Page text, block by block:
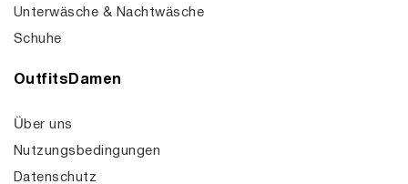
Unterwäsche & Nachtwäsche
Schuhe
OutfitsDamen
Über uns
Nutzungsbedingungen
Datenschutz